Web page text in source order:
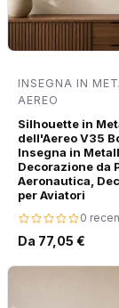
INSEGNA IN
AEREO
Silhouette in
dell'Aereo V35
Insegna in
Decorazione da
Aeronautica,
per Aviatori
0
Da 77,05 €